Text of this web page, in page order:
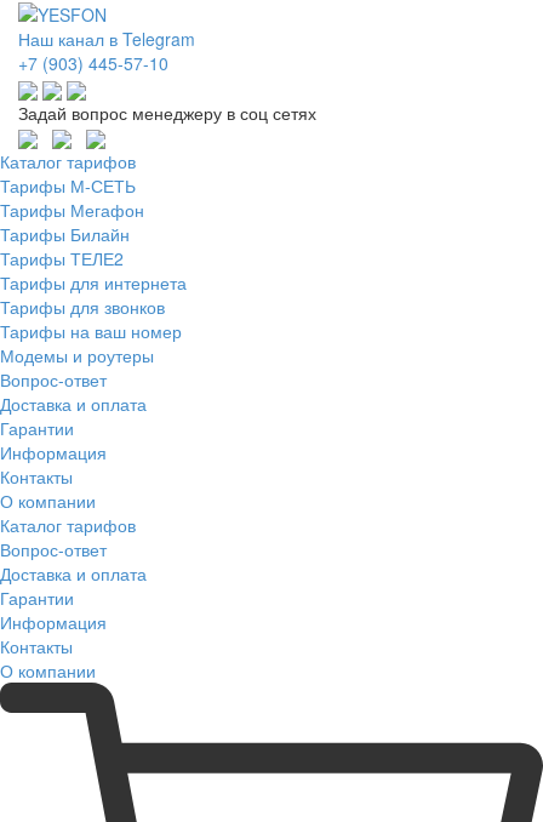
Наш канал в Telegram
+7 (903) 445-57-10
Задай вопрос менеджеру в соц сетях
Каталог тарифов
Тарифы М-СЕТЬ
Тарифы Мегафон
Тарифы Билайн
Тарифы ТЕЛЕ2
Тарифы для интернета
Тарифы для звонков
Тарифы на ваш номер
Модемы и роутеры
Вопрос-ответ
Доставка и оплата
Гарантии
Информация
Контакты
О компании
Каталог тарифов
Вопрос-ответ
Доставка и оплата
Гарантии
Информация
Контакты
О компании